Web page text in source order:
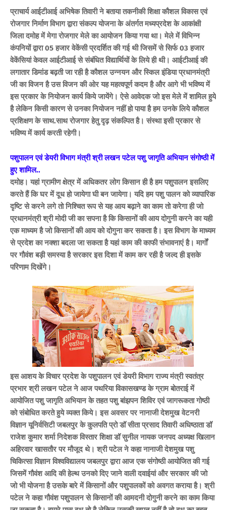
प्राचार्य आईटीआई अभिषेक तिवारी ने बताया तकनीकी शिक्षा कौशल विकास एवं
रोजगार निर्माण विभाग द्वारा संकल्प योजना के अंतर्गत मध्यप्रदेश के आकांक्षी
जिला दमोह में मेगा रोजगार मेले का आयोजन किया गया था। मेले में विभिन्न
कंपनियों द्वारा 05 हजार वेकेंसी प्रदर्शित की गई थी जिसमें से सिर्फ 03 हजार
वेकेंसियां केवल आईटीआई से संबंधित विद्यार्थियों के लिये ही थी। आईटीआई की
लगातार डिमांड बढ़ती जा रही है कौशल उन्नयन और स्किल इंडिया प्रधानमंत्री
जी का विजन है उस विजन की ओर यह महत्वपूर्ण कदम है और आगे भी भविष्य में
इस प्रकार के नियोजन कार्य किये जायेंगे। ऐसे आवेदक जो इस मेले में शामिल हुये
है लेकिन किसी कारण से उनका नियोजन नहीं हो पाया है हम उनके लिये कौशल
प्रशिक्षण के साथ.साथ रोजगार हेतु दृढ़ संकल्पित है। संस्था इसी प्रकार से
भविष्य में कार्य करती रहेगी।
पशुपालन एवं डेयरी विभाग मंत्री श्री लखन पटेल पशु जागृति अभियान संगोष्ठी में
हुए शामिल..
दमोह। यहां ग्रामीण क्षेत्र में अधिकतर लोग किसान ही है हम पशुपालन इसलिए
करते हैं कि घर में दूध हो जायेगा घी बन जायेगा। यदि हम पशु पालन को व्यापारिक
दृष्टि से करने लगे तो निश्चित रूप से यह आय बढ़ाने का काम तो करेगा ही जो
प्रधानमंत्री श्री मोदी जी का सपना है कि किसानों की आय दोगुनी करने का यही
एक माध्यम है जो किसानों की आय को दोगुना कर सकता है। इस विभाग के माध्यम
से प्रदेश का नक्शा बदला जा सकता है यहां काम की काफी संभावनाएं है। मार्गों
पर गौवंश बड़ी समस्या है सरकार इस दिशा में काम कर रही है जल्द ही इसके
परिणाम दिखेंगे।
इस आशय के विचार प्रदेश के पशुपालन एवं डेयरी विभाग राज्य मंत्री स्वतंत्र
प्रभार श्री लखन पटेल ने आज पथरिया विकासखण्ड के ग्राम बोतराई में
आयोजित पशु जागृति अभियान के तहत पशु बांझपन शिविर एवं जागरूकता गोष्ठी
को संबोधित करते हुये व्यक्त किये। इस अवसर पर नानाजी देशमुख वेटनरी
विज्ञान यूनिर्वसिटी जबलपुर के कुलपति प्रो डॉ सीता प्रसाद तिवारी अधिष्ठाता डॉ
राजेश कुमार शर्मा निदेशक विस्तार शिक्षा डॉ सुनील नायक जनपद अध्यक्ष खिलान
अहिरवार खासतौर पर मौजूद थे। श्री पटेल ने कहा नानाजी देशमुख पशु
चिकित्सा विज्ञान विश्वविद्यालय जबलपुर द्वारा आज एक संगोष्ठी आयोजित की गई
जिसमें गौवंश आदि की हेल्थ उनको दिए जाने वाली दवाईयां और सरकार की जो
जो भी योजना है उसके बारे में किसानों और पशुपालकों को अवगत कराया है। श्री
पटेल ने कहा गौवंश पशुपालन से किसानों की आमदनी दोगुनी करने का काम किया